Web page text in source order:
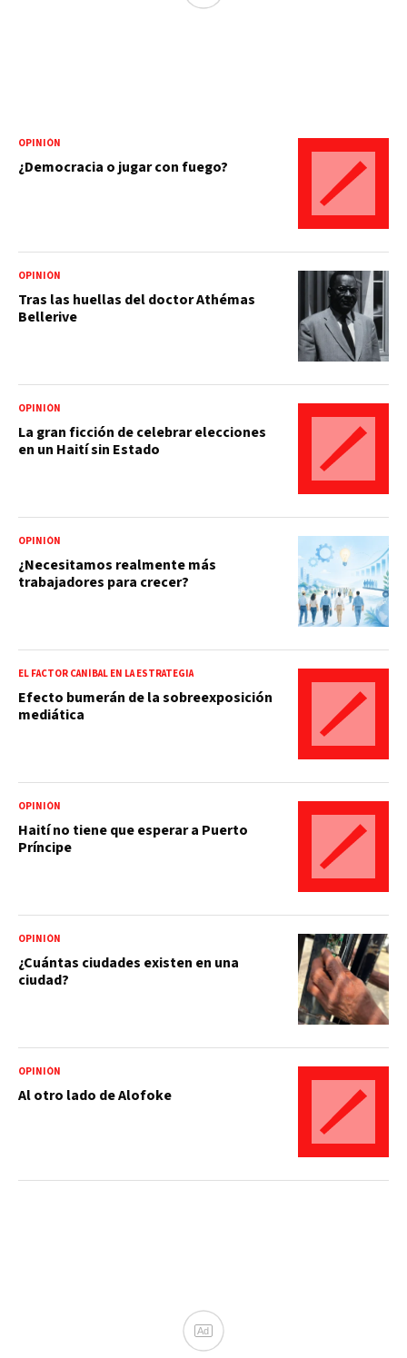
OPINIÓN
¿Democracia o jugar con fuego?
OPINIÓN
Tras las huellas del doctor Athémas
Bellerive
OPINIÓN
La gran ficción de celebrar elecciones
en un Haití sin Estado
OPINIÓN
¿Necesitamos realmente más
trabajadores para crecer?
EL FACTOR CANÍBAL EN LA ESTRATEGIA
Efecto bumerán de la sobreexposición
mediática
OPINIÓN
Haití no tiene que esperar a Puerto
Príncipe
OPINIÓN
¿Cuántas ciudades existen en una
ciudad?
OPINIÓN
Al otro lado de Alofoke
Ad